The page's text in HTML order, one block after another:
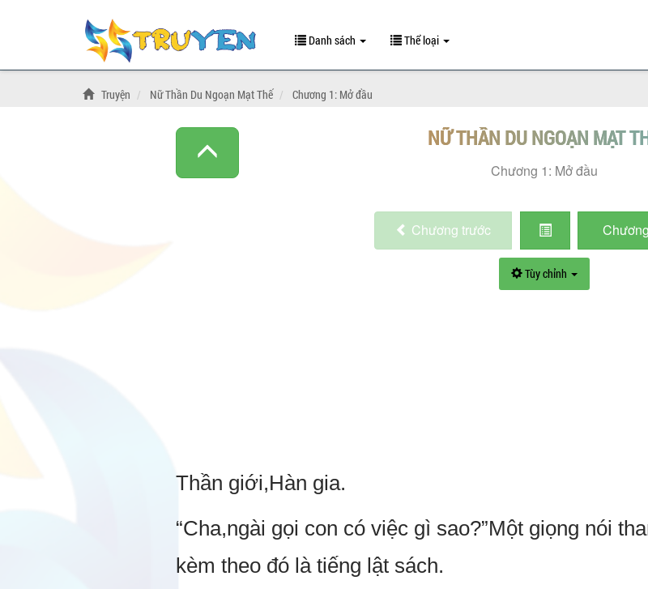
Danh sách Thể loại
Truyện Nữ Thần Du Ngoạn Mạt Thế Chương 1: Mở đầu
NỮ THẦN DU NGOẠN MẠT
Chương 1: Mở đầu
Chương trước Chương
Tùy chỉnh
Thần giới,Hàn gia.
“Cha,ngài gọi con có việc gì sao?”Một giọng nói
kèm theo đó là tiếng lật sách.